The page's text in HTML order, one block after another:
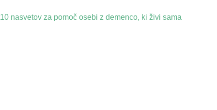
10 nasvetov za pomoč osebi z demenco, ki živi sama